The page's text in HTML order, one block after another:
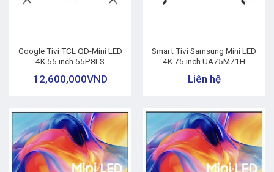
Google Tivi TCL QD-Mini LED
4K 55 inch 55P8LS
12,600,000VND
Smart Tivi Samsung Mini LED
4K 75 inch UA75M71H
Liên hệ